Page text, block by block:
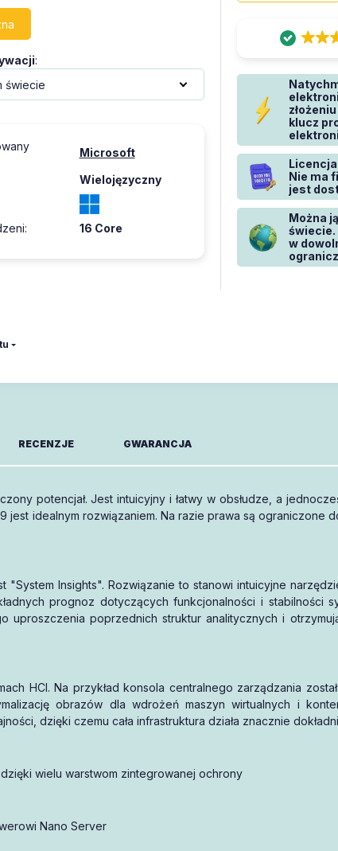
:
Microsoft
Wielojęzyczny
: 16 Core
klucz
Nie ma
jest
Można
świecie.
w
RECENZJE GWARANCJA
potencjał. Jest intuicyjny i łatwy w obsłudze, a
jest idealnym rozwiązaniem. Na razie prawa są ograniczone
Insights". Rozwiązanie to stanowi intuicyjne
prognoz dotyczących funkcjonalności i stabilności
poprzednich struktur analitycznych i
HCI. Na przykład konsola centralnego zarządzania
obrazów dla wdrożeń maszyn wirtualnych i
dzięki czemu cała infrastruktura działa znacznie
wielu warstwom zintegrowanej ochrony
Nano Server